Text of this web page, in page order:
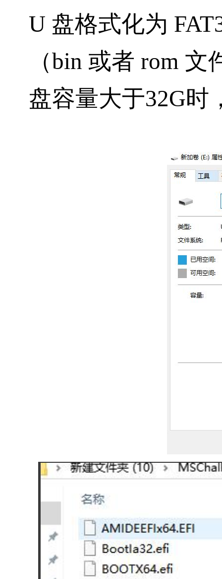
U 盘格式化为
（bin 或者 rom
盘容量大于32G时